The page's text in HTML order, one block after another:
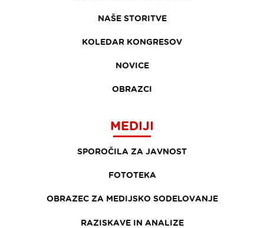
NAŠE STORITVE
KOLEDAR KONGRESOV
NOVICE
OBRAZCI
MEDIJI
SPOROČILA ZA JAVNOST
FOTOTEKA
OBRAZEC ZA MEDIJSKO SODELOVANJE
RAZISKAVE IN ANALIZE